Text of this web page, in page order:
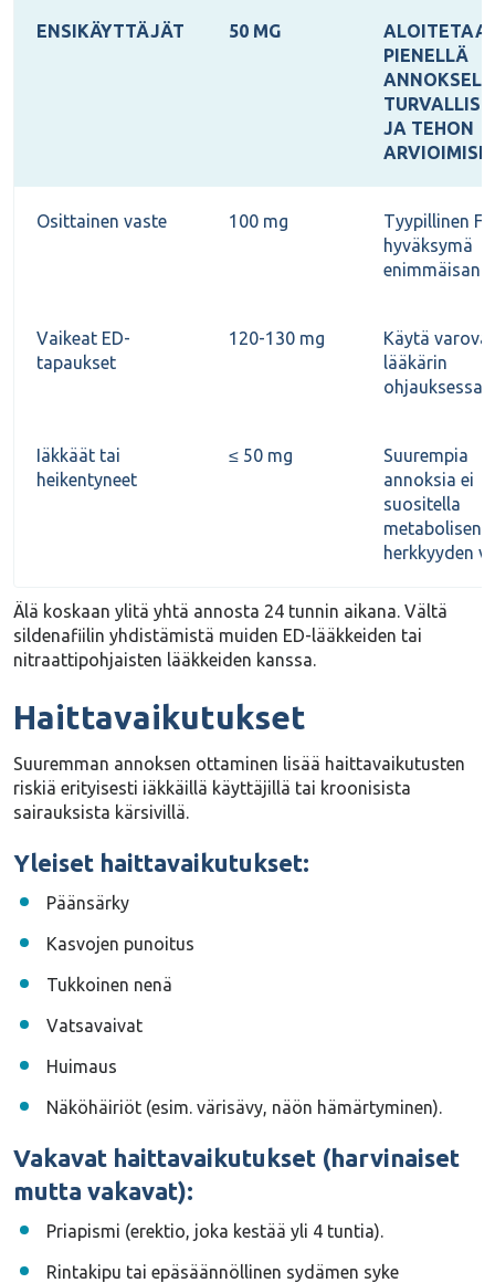
ENSIKÄYTTÄJÄT 50 MG
PIENELLÄ
JA TEHON
Osittainen vaste 100 mg
Tyypillinen
hyväksymä
Vaikeat ED-
tapaukset
120-130 mg
Käytä
lääkärin
ohjauksessa
Iäkkäät tai
heikentyneet
≤ 50 mg
Suurempia
annoksia ei
suositella
metabolisen
herkkyyden
Älä koskaan ylitä yhtä annosta 24 tunnin aikana. Vältä
sildenafiilin yhdistämistä muiden ED-lääkkeiden tai
nitraattipohjaisten lääkkeiden kanssa.
Haittavaikutukset
Suuremman annoksen ottaminen lisää haittavaikutusten
riskiä erityisesti iäkkäillä käyttäjillä tai kroonisista
sairauksista kärsivillä.
Yleiset haittavaikutukset:
Päänsärky
Kasvojen punoitus
Tukkoinen nenä
Vatsavaivat
Huimaus
Näköhäiriöt (esim. värisävy, näön hämärtyminen).
Vakavat haittavaikutukset (harvinaiset
mutta vakavat):
Priapismi (erektio, joka kestää yli 4 tuntia).
Rintakipu tai epäsäännöllinen sydämen syke